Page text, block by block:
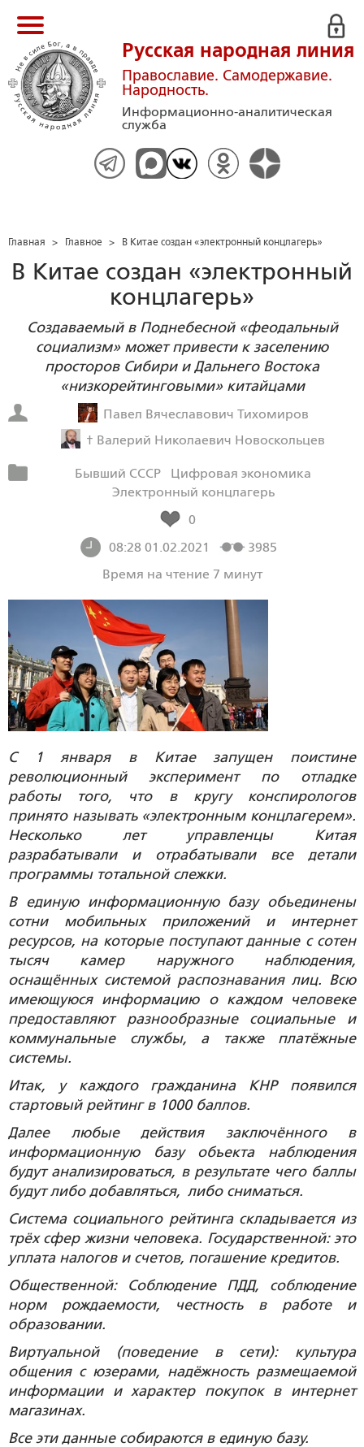
Русская народная линия
Православие. Самодержавие.
Народность.
Информационно-аналитическая
служба
Главная > Главное > В Китае создан «электронный концлагерь»
В Китае создан «электронный
концлагерь»
Создаваемый в Поднебесной «феодальный
социализм» может привести к заселению
просторов Сибири и Дальнего Востока
«низкорейтинговыми» китайцами
Павел Вячеславович Тихомиров
† Валерий Николаевич Новоскольцев
Бывший СССР
Цифровая экономика
Электронный концлагерь
0
08:28 01.02.2021
3985
Время на чтение 7 минут
С 1 января в Китае запущен поистине
революционный эксперимент по отладке
работы того, что в кругу конспирологов
принято называть «электронным концлагерем».
Несколько лет управленцы Китая
разрабатывали и отрабатывали все детали
программы тотальной слежки.
В единую информационную базу объединены
сотни мобильных приложений и интернет
ресурсов, на которые поступают данные с сотен
тысяч камер наружного наблюдения,
оснащённых системой распознавания лиц. Всю
имеющуюся информацию о каждом человеке
предоставляют разнообразные социальные и
коммунальные службы, а также платёжные
системы.
Итак, у каждого гражданина КНР появился
стартовый рейтинг в 1000 баллов.
Далее любые действия заключённого в
информационную базу объекта наблюдения
будут анализироваться, в результате чего баллы
будут либо добавляться, либо сниматься.
Система социального рейтинга складывается из
трёх сфер жизни человека. Государственной: это
уплата налогов и счетов, погашение кредитов.
Общественной: Соблюдение ПДД, соблюдение
норм рождаемости, честность в работе и
образовании.
Виртуальной (поведение в сети): культура
общения с юзерами, надёжность размещаемой
информации и характер покупок в интернет
магазинах.
Все эти данные собираются в единую базу.